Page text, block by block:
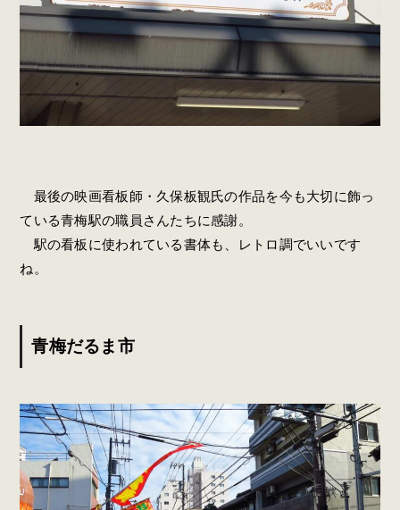
最後の映画看板師・久保板観氏の作品を今も大切に飾っ
ている青梅駅の職員さんたちに感謝。
駅の看板に使われている書体も、レトロ調でいいです
ね。
青梅だるま市